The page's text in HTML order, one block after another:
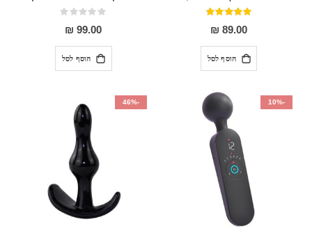
דירוג:
97%
89.00 ₪
הוסף לסל
Rating:
0%
99.00 ₪
הוסף לסל
-10%
-46%